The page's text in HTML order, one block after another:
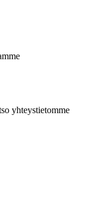
yhteystietomme